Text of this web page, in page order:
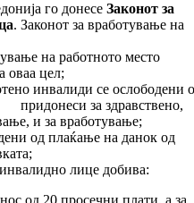
го донесе Законот за
. Законот за вработување на
на работното место
оваа цел;
инвалиди се ослободени
за здравствено,
и за вработување;
од плаќање на данок од
лице добива: